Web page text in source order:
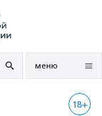
меню
18+